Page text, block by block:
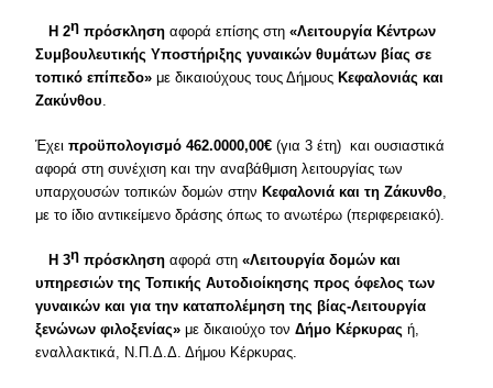
Η 2η πρόσκληση αφορά επίσης στη«Λειτουργία Κέντρων
Συμβουλευτικής Υποστήριξης γυναικών θυμάτων βίας σε
τοπικό επίπεδο»με δικαιούχους τους Δήμους Κεφαλονιάς και
Ζακύνθου.
Έχειπροϋπολογισμό 462.0000,00€ (για 3 έτη) και ουσιαστικά
αφορά στη συνέχιση και την αναβάθμιση λειτουργίας των
υπαρχουσών τοπικών δομών στην Κεφαλονιά και τη Ζάκυνθο,
με το ίδιο αντικείμενο δράσης όπως το ανωτέρω (περιφερειακό).
Η 3η πρόσκληση αφορά στη «Λειτουργία δομών και
υπηρεσιών της Τοπικής Αυτοδιοίκησης προς όφελος των
γυναικών και για την καταπολέμηση της βίας-Λειτουργία
ξενώνων φιλοξενίας»με δικαιούχο τονΔήμο Κέρκυρας ή,
εναλλακτικά, Ν.Π.Δ.Δ. Δήμου Κέρκυρας.